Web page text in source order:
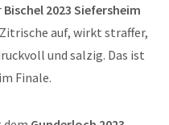
Bischel 2023 Siefersheim
auf, wirkt straffer,
und salzig. Das ist
Finale.